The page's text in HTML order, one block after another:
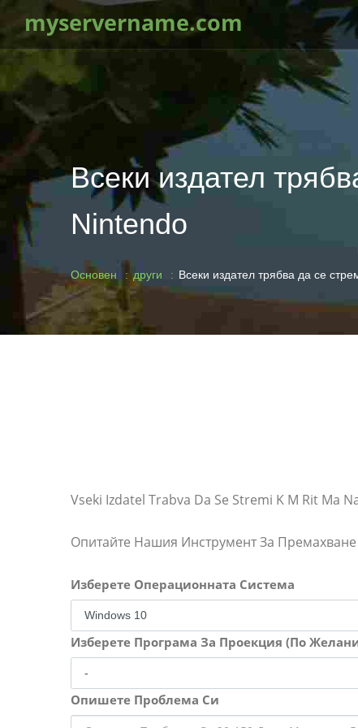
myservername.com
Всеки издател
Nintendo
Основен други Всеки издател трябва да се
Vseki Izdatel Trabva Da Se Stremi K M Rit Ma
Опитайте Нашия Инструмент За
Изберете Операционната Система
Изберете Програма За Проекция (По
Опишете Проблема Си